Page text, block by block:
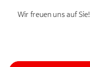
Wir freuen uns auf Sie!